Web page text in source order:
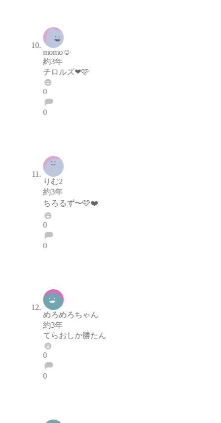
momo☺︎
約3年
チロルズ❤🩷️
0
0
りむ2
約3年
ちろるず〜🩷❤️
0
0
めろめろちゃん
約3年
てらおしか勝たん
0
0